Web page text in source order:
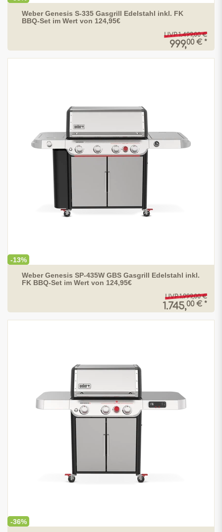
Weber Genesis S-335 Gasgrill Edelstahl inkl. FK
BBQ-Set im Wert von 124,95€
UVP 1.499,00 €
999,00 € *
-13%
Weber Genesis SP-435W GBS Gasgrill Edelstahl inkl.
FK BBQ-Set im Wert von 124,95€
UVP 1.999,00 €
1.745,00 € *
-36%